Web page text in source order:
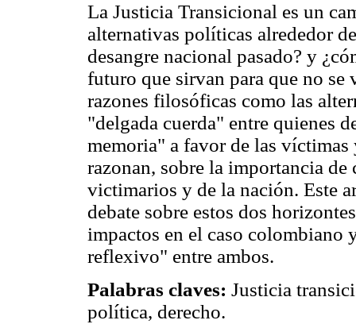
La Justicia Transicional es un
alternativas políticas alrededor
desangre nacional pasado? y
futuro que sirvan para que no se
razones filosóficas como las
"delgada cuerda" entre quienes
memoria" a favor de las
razonan, sobre la importancia
victimarios y de la nación. Este
debate sobre estos dos
impactos en el caso
reflexivo" entre ambos.
Palabras claves: Justicia
política, derecho.